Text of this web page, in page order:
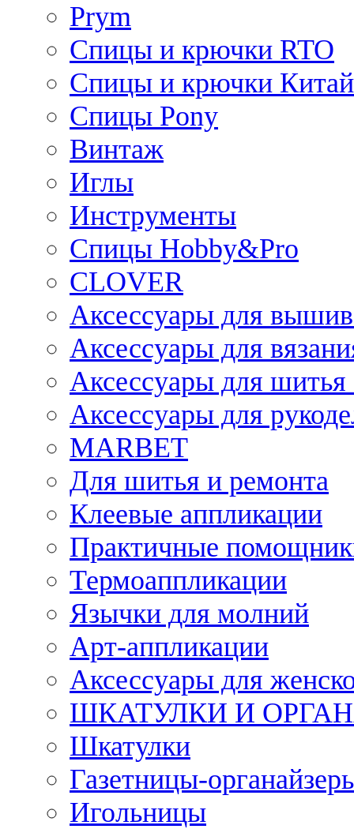
Prym
Спицы и крючки RTO
Спицы и крючки Китай
Спицы Pony
Винтаж
Иглы
Инструменты
Спицы Hobby&Pro
CLOVER
Аксессуары для
Аксессуары для
Аксессуары для
Аксессуары для
MARBET
Для шитья и ремонта
Клеевые аппликации
Практичные
Термоаппликации
Язычки для молний
Арт-аппликации
Аксессуары для
ШКАТУЛКИ И
Шкатулки
Газетницы-
Игольницы